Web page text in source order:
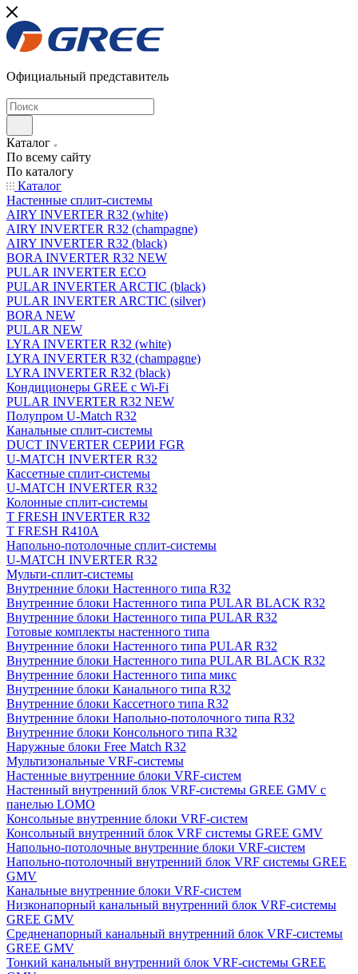
Официальный представитель
Каталог
По всему сайту
По каталогу
Каталог
Настенные сплит-системы
AIRY INVERTER R32 (white)
AIRY INVERTER R32 (champagne)
AIRY INVERTER R32 (black)
BORA INVERTER R32 NEW
PULAR INVERTER ECO
PULAR INVERTER ARCTIC (black)
PULAR INVERTER ARCTIC (silver)
BORA NEW
PULAR NEW
LYRA INVERTER R32 (white)
LYRA INVERTER R32 (champagne)
LYRA INVERTER R32 (black)
Кондиционеры GREE с Wi-Fi
PULAR INVERTER R32 NEW
Полупром U-Match R32
Канальные сплит-системы
DUCT INVERTER СЕРИИ FGR
U-MATCH INVERTER R32
Кассетные сплит-системы
U-MATCH INVERTER R32
Колонные сплит-системы
T FRESH INVERTER R32
T FRESH R410A
Напольно-потолочные сплит-системы
U-MATCH INVERTER R32
Мульти-сплит-системы
Внутренние блоки Настенного типа R32
Внутренние блоки Настенного типа PULAR BLACK R32
Внутренние блоки Настенного типа PULAR R32
Готовые комплекты настенного типа
Внутренние блоки Настенного типа PULAR R32
Внутренние блоки Настенного типа PULAR BLACK R32
Внутренние блоки Настенного типа микс
Внутренние блоки Канального типа R32
Внутренние блоки Кассетного типа R32
Внутренние блоки Напольно-потолочного типа R32
Внутренние блоки Консольного типа R32
Наружные блоки Free Match R32
Мультизональные VRF-системы
Настенные внутренние блоки VRF-систем
Настенный внутренний блок VRF-системы GREE GMV с
панелью LOMO
Консольные внутренние блоки VRF-систем
Консольный внутренний блок VRF системы GREE GMV
Напольно-потолочные внутренние блоки VRF-систем
Напольно-потолочный внутренний блок VRF системы GREE
GMV
Канальные внутренние блоки VRF-систем
Низконапорный канальный внутренний блок VRF-системы
GREE GMV
Средненапорный канальный внутренний блок VRF-системы
GREE GMV
Тонкий канальный внутренний блок VRF-системы GREE